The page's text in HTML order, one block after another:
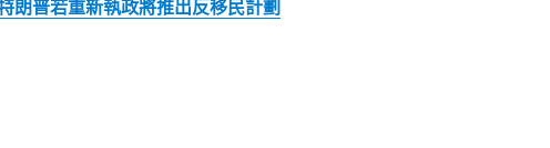
朗普若重新執政將推出反移民計劃